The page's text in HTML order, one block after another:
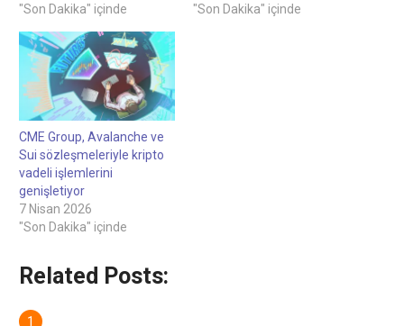
"Son Dakika" içinde
"Son Dakika" içinde
CME Group, Avalanche ve
Sui sözleşmeleriyle kripto
vadeli işlemlerini
genişletiyor
7 Nisan 2026
"Son Dakika" içinde
Related Posts: